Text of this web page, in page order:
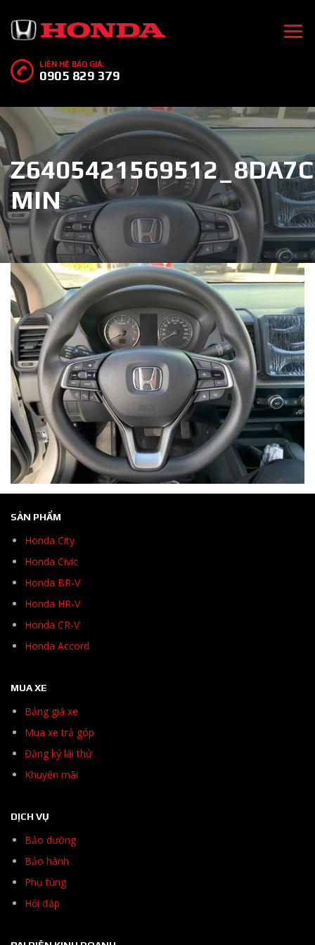
LIÊN HỆ BÁO GIÁ:
0905 829 379
MIN
SẢN PHẨM
Honda City
Honda Civic
Honda BR-V
Honda HR-V
Honda CR-V
Honda Accord
MUA XE
Bảng giá xe
Mua xe trả góp
Đăng ký lái thử
Khuyến mãi
DỊCH VỤ
Bảo dưỡng
Bảo hành
Phụ tùng
Hỏi đáp